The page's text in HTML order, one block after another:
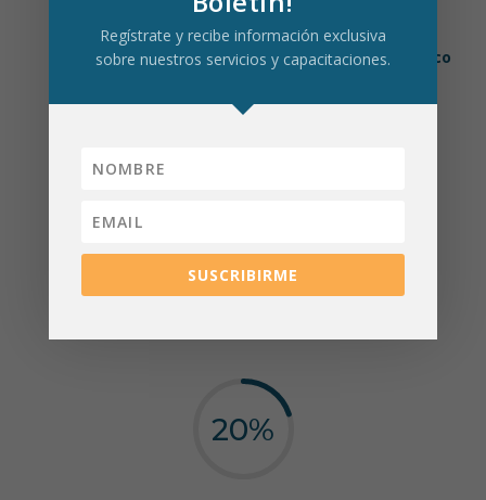
Nuestra metodología prioriza la práctica sobre la
teoría,asegurando un aprendizaje útil, dinámico
Práctico
20%
Regístrate y recibe información exclusiva
sobre nuestros servicios y capacitaciones.
SUSCRIBIRME